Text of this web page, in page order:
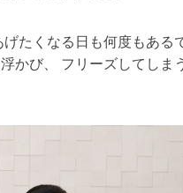
たくなる日も何度もある
かび、 フリーズしてしま